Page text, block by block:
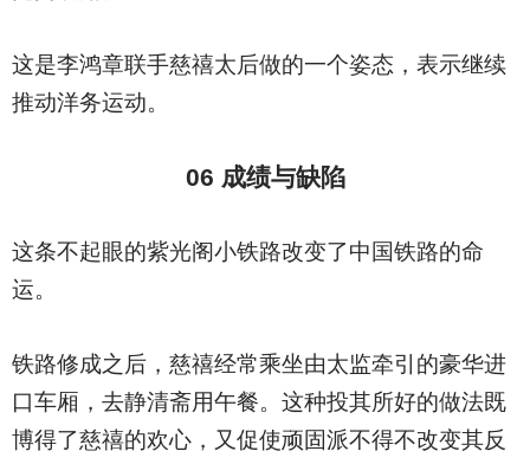
这是李鸿章联手慈禧太后做的一个姿态，表示继续
推动洋务运动。
06 成绩与缺陷
这条不起眼的紫光阁小铁路改变了中国铁路的命
运。
铁路修成之后，慈禧经常乘坐由太监牵引的豪华进
口车厢，去静清斋用午餐。这种投其所好的做法既
博得了慈禧的欢心，又促使顽固派不得不改变其反